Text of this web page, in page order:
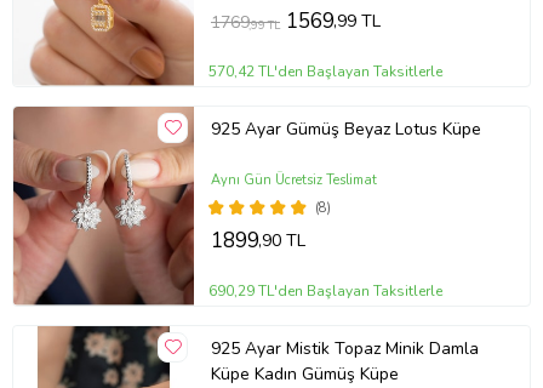
1769,99 TL 1569,99 TL
570,42 TL'den Başlayan Taksitlerle
925 Ayar Gümüş Beyaz Lotus Küpe
(8)
Aynı Gün Ücretsiz Teslimat
1899,90 TL
690,29 TL'den Başlayan Taksitlerle
925 Ayar Mistik Topaz Minik Damla
Küpe Kadın Gümüş Küpe